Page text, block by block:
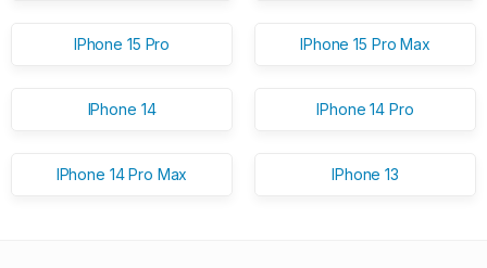
IPhone 15 Pro IPhone 15 Pro Max
IPhone 14 IPhone 14 Pro
IPhone 14 Pro Max IPhone 13